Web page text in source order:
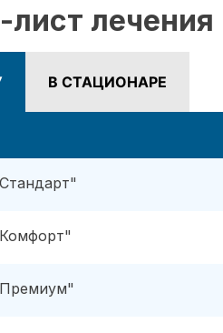
лечения
В СТАЦИОНАРЕ